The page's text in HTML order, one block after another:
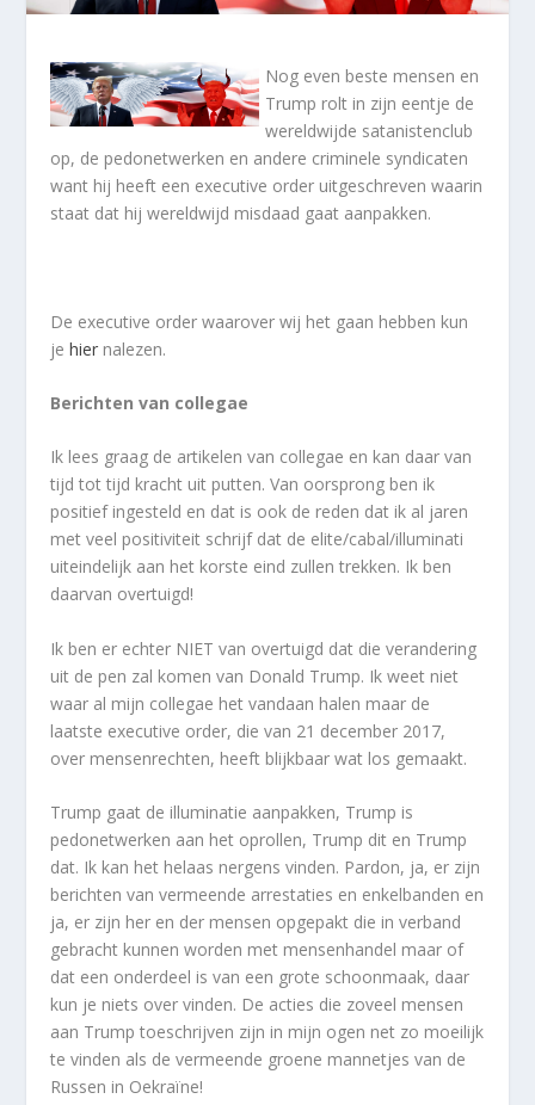
Nog even beste mensen en
Trump rolt in zijn eentje de
wereldwijde satanistenclub
op, de pedonetwerken en andere criminele syndicaten
want hij heeft een executive order uitgeschreven waarin
staat dat hij wereldwijd misdaad gaat aanpakken.
De executive order waarover wij het gaan hebben kun
jehier nalezen.
Berichten van collegae
Ik lees graag de artikelen van collegae en kan daar van
tijd tot tijd kracht uit putten. Van oorsprong ben ik
positief ingesteld en dat is ook de reden dat ik al jaren
met veel positiviteit schrijf dat de elite/cabal/illuminati
uiteindelijk aan het korste eind zullen trekken. Ik ben
daarvan overtuigd!
Ik ben er echter NIET van overtuigd dat die verandering
uit de pen zal komen van Donald Trump. Ik weet niet
waar al mijn collegae het vandaan halen maar de
laatste executive order, die van 21 december 2017,
over mensenrechten, heeft blijkbaar wat los gemaakt.
Trump gaat de illuminatie aanpakken, Trump is
pedonetwerken aan het oprollen, Trump dit en Trump
dat. Ik kan het helaas nergens vinden. Pardon, ja, er zijn
berichten van vermeende arrestaties en enkelbanden en
ja, er zijn her en der mensen opgepakt die in verband
gebracht kunnen worden met mensenhandel maar of
dat een onderdeel is van een grote schoonmaak, daar
kun je niets over vinden. De acties die zoveel mensen
aan Trump toeschrijven zijn in mijn ogen net zo moeilijk
te vinden als de vermeende groene mannetjes van de
Russen in Oekraïne!